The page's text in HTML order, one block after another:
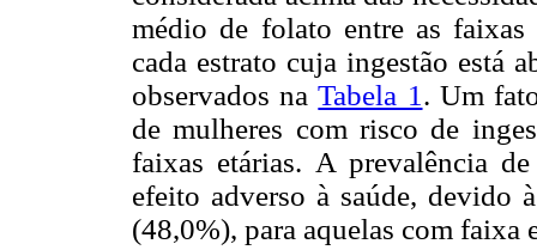
médio de folato entre as
cada estrato cuja ingestão está
observados naTabela 1 . Um
de mulheres com risco de
faixas etárias. A prevalência
efeito adverso à saúde, devido
(48,0%), para aquelas com faixa